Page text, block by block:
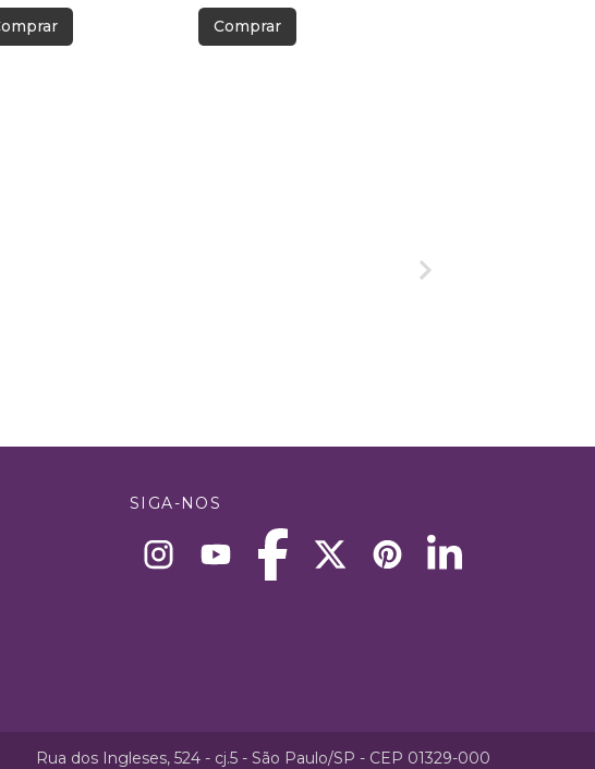
Comprar
SIGA-NOS
Rua dos Ingleses, 524 - cj.5 - São Paulo/SP - CEP 01329-000